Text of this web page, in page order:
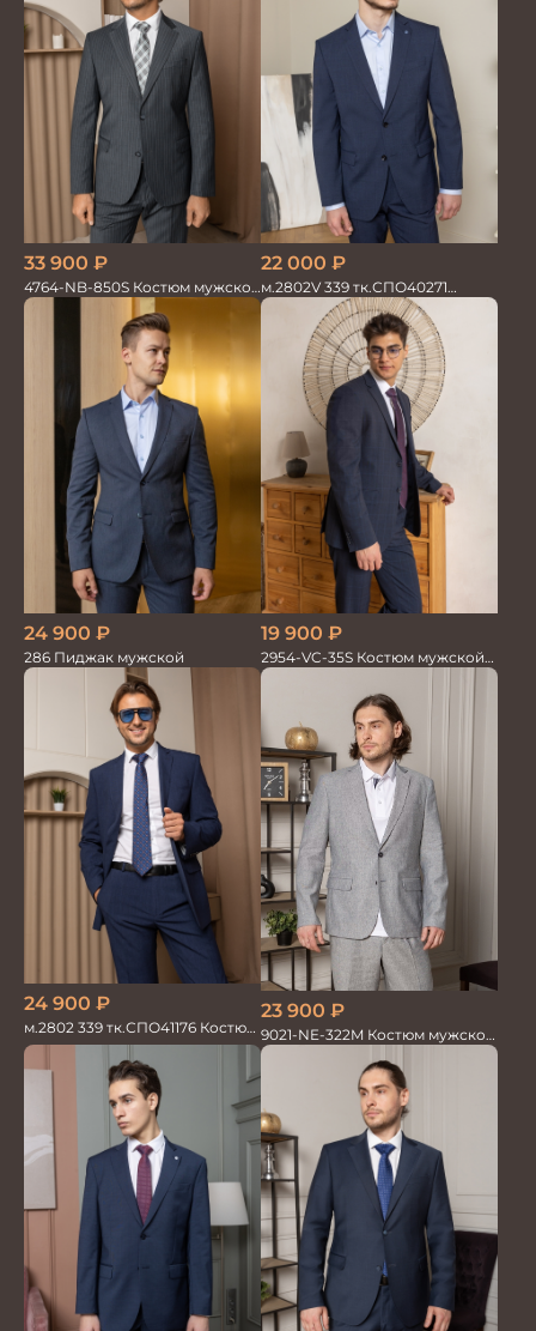
33 900 ₽
4764-NB-850S Костюм мужской
двойка в полоску
22 000 ₽
м.2802V 339 тк.СПО40271
Костюм мужской
24 900 ₽
286 Пиджак мужской
19 900 ₽
2954-VC-35S Костюм мужской
двойка
24 900 ₽
м.2802 339 тк.СПО41176 Костюм
мужской
23 900 ₽
9021-NE-322M Костюм мужской
двойка хлопок, лен